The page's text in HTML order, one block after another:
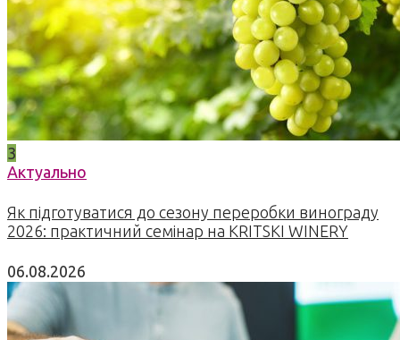
3
Актуально
Як підготуватися до сезону переробки винограду
2026: практичний семінар на KRITSKI WINERY
06.08.2026